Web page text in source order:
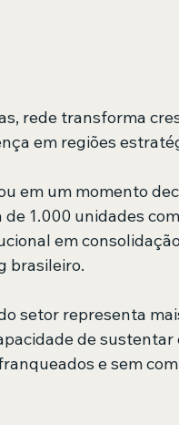
rede transforma
em regiões
em um momento
1.000 unidades
em
brasileiro.
setor representa
de
e sem